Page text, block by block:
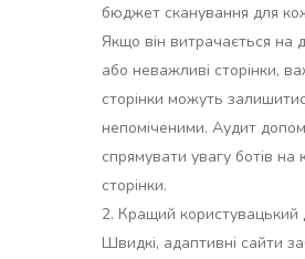
бюджет сканування для
Якщо він витрачається на
або неважливі сторінки,
сторінки можуть
непоміченими. Аудит
спрямувати увагу ботів на
сторінки.
Кращий користувацький
Швидкі, адаптивні сайти